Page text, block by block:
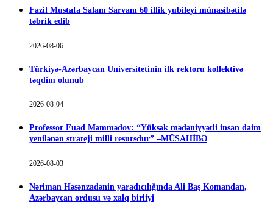
Fazil Mustafa Salam Sarvanı 60 illik yubileyi münasibətilə
təbrik edib
2026-08-06
Türkiyə-Azərbaycan Universitetinin ilk rektoru kollektivə
təqdim olunub
2026-08-04
Professor Fuad Məmmədov: “Yüksək mədəniyyətli insan daim
yenilənən strateji milli resursdur” –MÜSAHİBƏ
2026-08-03
Nəriman Həsənzadənin yaradıcılığında Ali Baş Komandan,
Azərbaycan ordusu və xalq birliyi